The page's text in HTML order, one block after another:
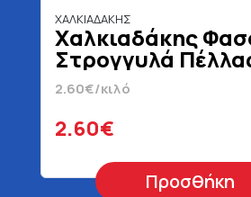
ΧΑΛΚΙΑΔΑΚΗΣ
Χαλκιαδάκης
Στρογγυλά
2.60€/κιλό
2.60€
Προσθήκη